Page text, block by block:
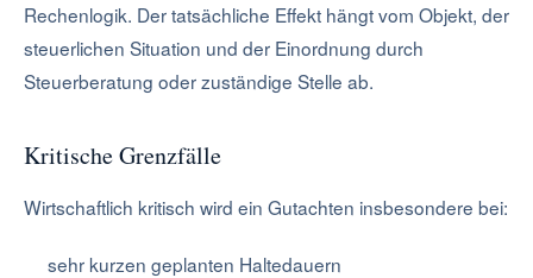
Rechenlogik. Der tatsächliche Effekt hängt vom Objekt, der
steuerlichen Situation und der Einordnung durch
Steuerberatung oder zuständige Stelle ab.
Kritische Grenzfälle
Wirtschaftlich kritisch wird ein Gutachten insbesondere bei:
sehr kurzen geplanten Haltedauern